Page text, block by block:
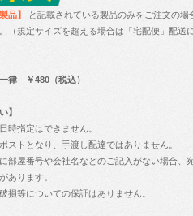
品】
と記載されている製品のみをご注文の場
（規定サイズを超える場合は「宅配便」配送
律 ￥480（税込）
】
時指定はできません。
ストとなり、手渡し配達ではありません。
部屋番号や会社名などのご記入がない場合、
あります。
損等についての保証はありません。